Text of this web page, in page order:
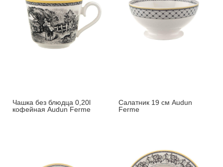
Чашка без блюдца 0,20l
кофейная Audun Ferme
Салатник 19 см Audun
Ferme